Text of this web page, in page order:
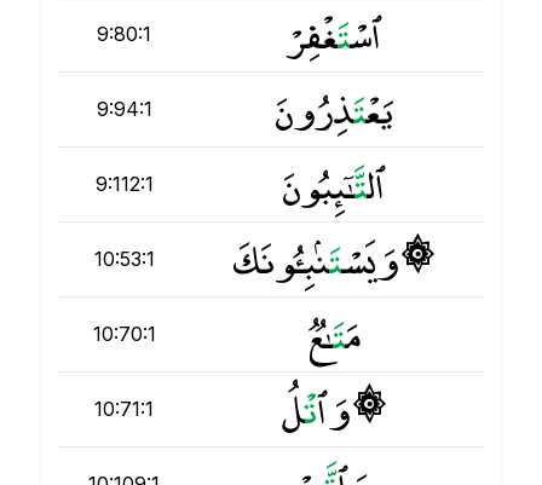
9:80:1 ٱسْتَغْفِرْ
9:94:1 يَعْتَذِرُونَ
9:112:1 ٱلتَّـٰٓئِبُونَ
10:53:1 ۞ وَيَسْتَنۢبِـُٔونَكَ
10:70:1 مَتَـٰعٌۭ
10:71:1 ۞ وَٱتْلُ